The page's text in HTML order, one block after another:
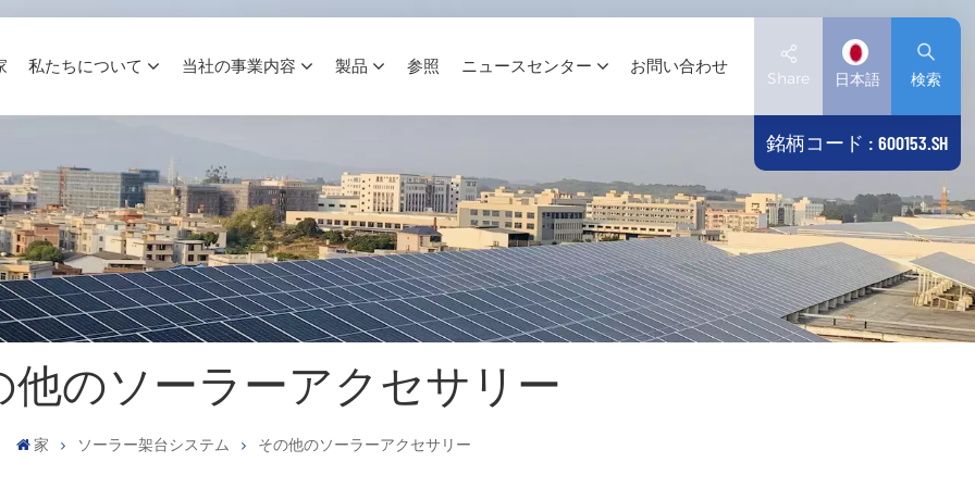
私たちについて 当社の事業内容 製品 参照 ニュースセンター お問い合わせ
Share 日本語
English
Deutsch
español
日本語
検索
銘柄コード : 600153.SH
他のソーラーアクセサリー
家 ソーラー架台システム その他のソーラーアクセサリー